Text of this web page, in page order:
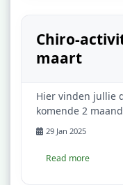
Chiro-
maart
Hier vinden jullie
komende 2
29 Jan 2025
Read more